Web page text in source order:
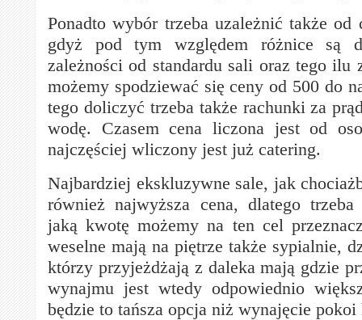
Ponadto wybór trzeba uzależnić także od
gdyż pod tym względem różnice są
zależności od standardu sali oraz tego ilu
możemy spodziewać się ceny od 500 do
tego doliczyć trzeba także rachunki za
wodę. Czasem cena liczona jest od
najczęściej wliczony jest już catering.
Najbardziej ekskluzywne sale, jak
również najwyższa cena, dlatego
jaką kwotę możemy na ten cel
weselne mają na piętrze także sypialnie,
którzy przyjeżdżają z daleka mają gdzie
wynajmu jest wtedy odpowiednio
będzie to tańsza opcja niż wynajęcie